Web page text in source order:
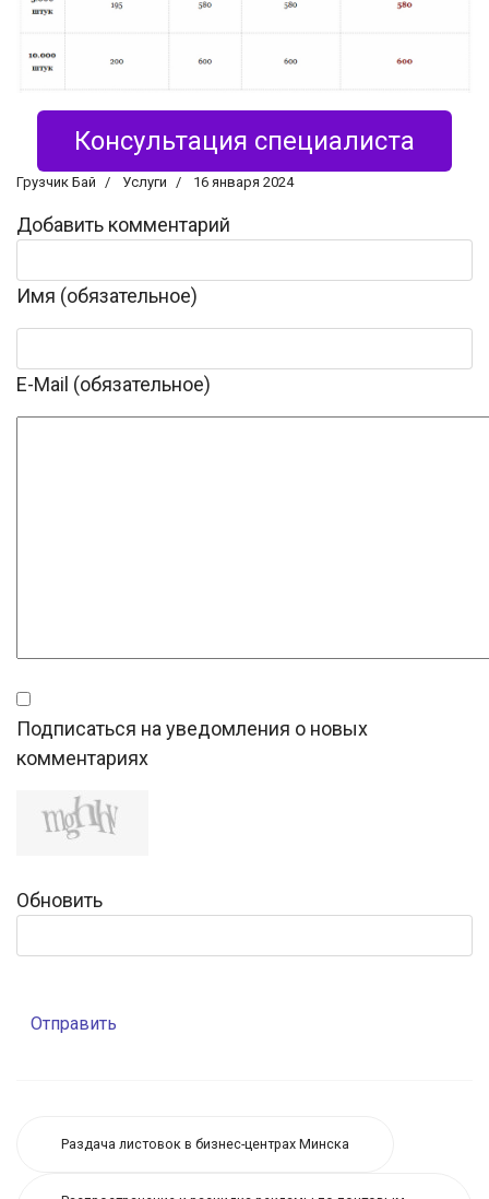
Консультация специалиста
Грузчик Бай Услуги 16 января 2024
Добавить комментарий
Имя (обязательное)
E-Mail (обязательное)
Подписаться на уведомления о новых
комментариях
Обновить
Отправить
Раздача листовок в бизнес-центрах Минска